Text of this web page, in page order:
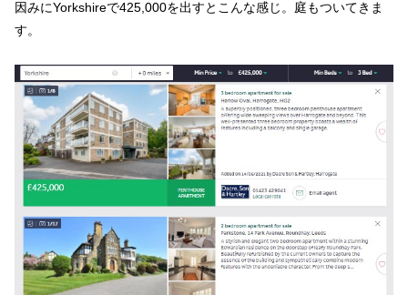
因みにYorkshireで425,000を出すとこんな感じ。庭もついてきま
す。